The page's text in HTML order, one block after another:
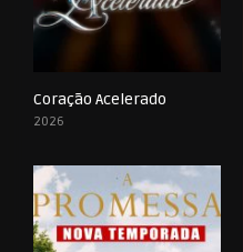
Coração Acelerado
2026